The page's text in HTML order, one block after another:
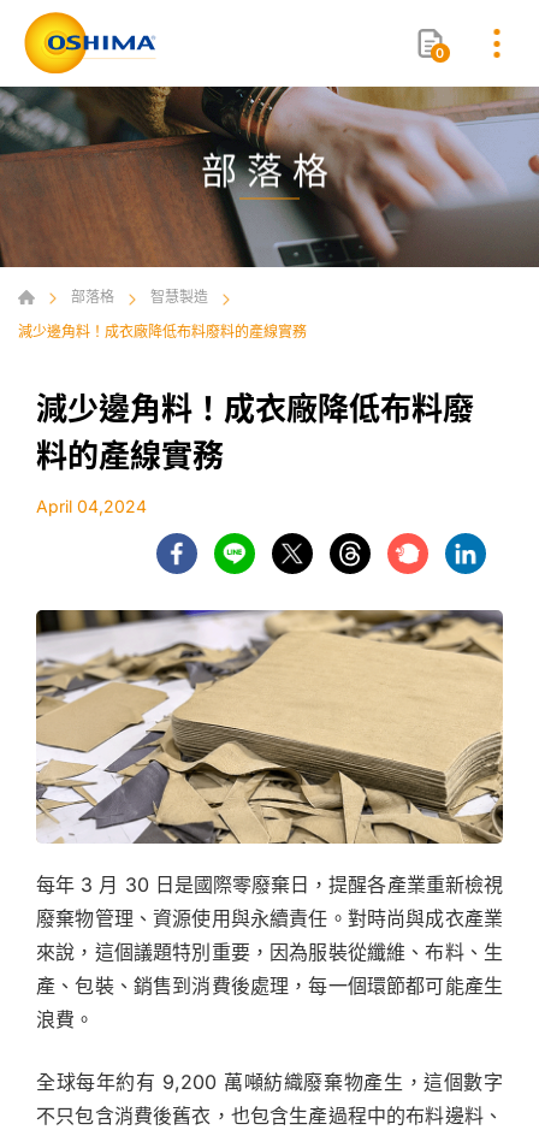
0
部落格
部落格
智慧製造
減少邊角料！成衣廠降低布料廢料的產線實務
減少邊角料！成衣廠降低布料廢
料的產線實務
April 04,2024
每年 3 月 30 日是國際零廢棄日，提醒各產業重新檢視
廢棄物管理、資源使用與永續責任。對時尚與成衣產業
來說，這個議題特別重要，因為服裝從纖維、布料、生
產、包裝、銷售到消費後處理，每一個環節都可能產生
浪費。
全球每年約有 9,200 萬噸紡織廢棄物產生，這個數字
不只包含消費後舊衣，也包含生產過程中的布料邊料、